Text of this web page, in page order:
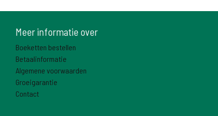
Meer informatie over
Boeketten bestellen
Betaalinformatie
Algemene voorwaarden
Groeigarantie
Contact